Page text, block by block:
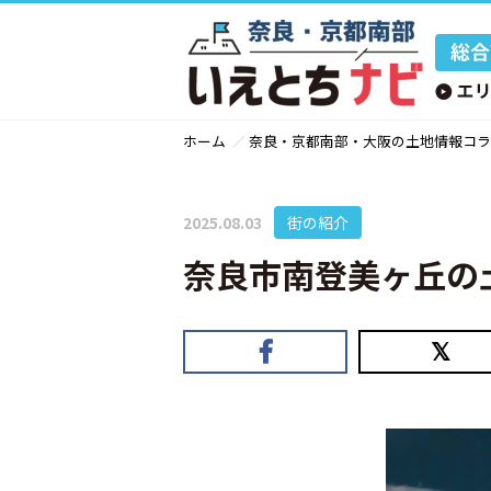
ホーム 奈良・京都南部・大阪の土地情報コ
2025.08.03 街の紹介
奈良市南登美ヶ丘